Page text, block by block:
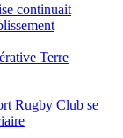
continuait
Terre
Rugby Club se